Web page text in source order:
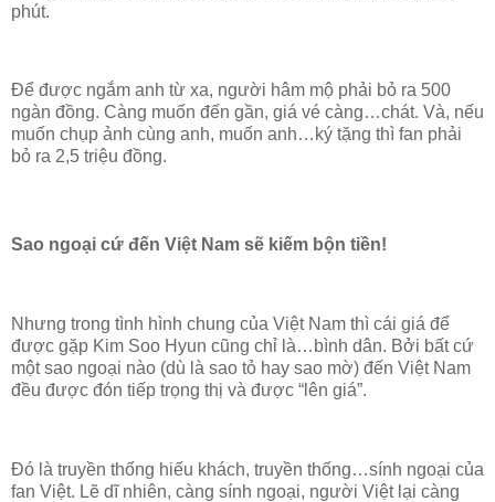
phút.
Để được ngắm anh từ xa, người hâm mộ phải bỏ ra 500
ngàn đồng. Càng muốn đến gần, giá vé càng…chát. Và, nếu
muốn chụp ảnh cùng anh, muốn anh…ký tặng thì fan phải
bỏ ra 2,5 triệu đồng.
Sao ngoại cứ đến Việt Nam sẽ kiếm bộn tiền!
Nhưng trong tình hình chung của Việt Nam thì cái giá để
được gặp Kim Soo Hyun cũng chỉ là…bình dân. Bởi bất cứ
một sao ngoại nào (dù là sao tỏ hay sao mờ) đến Việt Nam
đều được đón tiếp trọng thị và được “lên giá”.
Đó là truyền thống hiếu khách, truyền thống…sính ngoại của
fan Việt. Lẽ dĩ nhiên, càng sính ngoại, người Việt lại càng